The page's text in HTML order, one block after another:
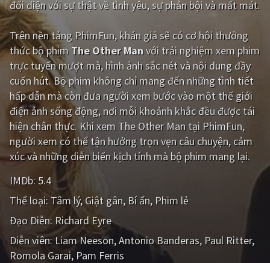
Giật gân
Bí ẩn Lịch sử
Viễn Tây Tiểu sử
GameShow DramaTV
QUỐC GIA
Âu - Mỹ Trung Quốc - Hồng Kông
Hàn Quốc
Ấn Độ Việt Nam
Tổng hợp
CẬP NHẬT
đối diện với sự thật về tình yêu, sự phản bội và mất mát.
Trên nền tảng PhimFun, khán giả sẽ có cơ hội thưởng
thức bộ phim The Other Manvới trải nghiệm xem phim
trực tuyến mượt mà, hình ảnh sắc nét và nội dung đầy
cuốn hút. Bộ phim không chỉ mang đến những tình tiết
hấp dẫn mà còn đưa người xem bước vào một thế giới
điện ảnh sống động, nơi mỗi khoảnh khắc đều được tái
hiện chân thực. Khi xem The Other Man tại PhimFun,
người xem có thể tận hưởng trọn vẹn câu chuyện, cảm
xúc và những diễn biến kịch tính mà bộ phim mang lại.
IMDb: 5.4
Thể loại: Tâm lý Giật gân Bí ẩn Phim lẻ
Đạo Diễn: Richard Eyre
Diễn viên: Liam Neeson Antonio Banderas Paul Ritter
Romola Garai Pam Ferris